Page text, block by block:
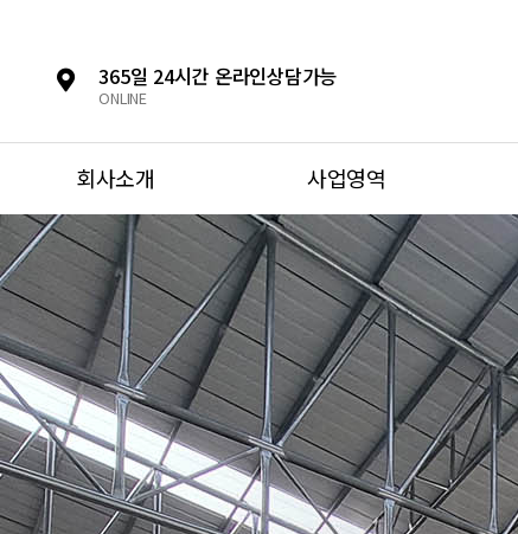
365일 24시간 온라인상담가능
ONLINE
회사소개 사업영역